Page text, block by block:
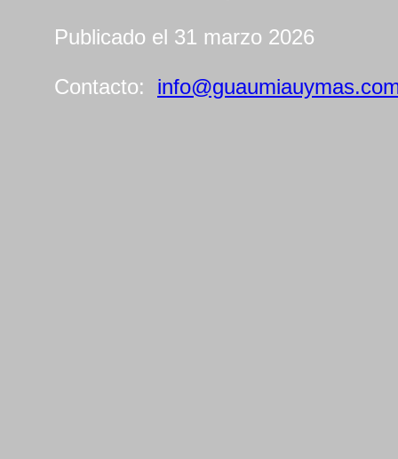
Publicado el 31 marzo 2026
Contacto: